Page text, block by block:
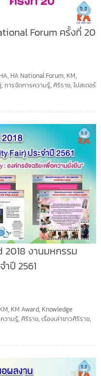
Forum ครั้งที่ 20
HA, HA National Forum, KM,
, การจัดการความรู้, ศิริราช, โปสเตอร์
2018 งานมหกรรม
ปี 2561
KM, KM Award, Knowledge
วามรู้, ศิริราช, เรื่องเล่าชาวศิริราช,